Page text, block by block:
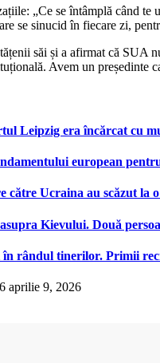
„Ce se întâmplă când
se sinucid în fiecare zi,
săi și a afirmat că SUA
Avem un președinte
Leipzig era încărcat cu
european
către Ucraina au scăzut la
Kievului. Două
rândul tinerilor. Primii
aprilie 9, 2026